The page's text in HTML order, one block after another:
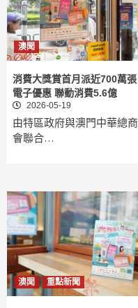
澳聞
消費大獎賞首月派近700萬張
電子優惠 聯動消費5.6億
2026-05-19
由特區政府與澳門中華總商
會聯合…
澳聞 重點新聞